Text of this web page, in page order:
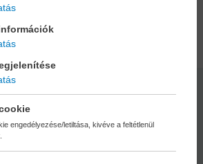
Oldalszám:
engedélyezése/letiltása, kivéve a feltétlenül